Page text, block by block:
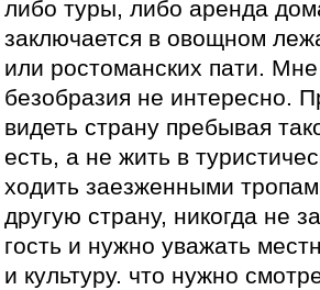
либо туры, либо аренда
заключается в овощном
или ростоманских пати.
безобразия не интересно.
видеть страну пребывая
есть, а не жить в
ходить заезженными
другую страну, никогда не
гость и нужно уважать
и культуру. что нужно